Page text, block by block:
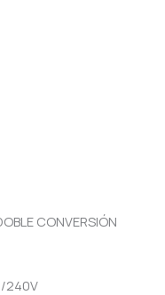
CONVERSIÓN
240V